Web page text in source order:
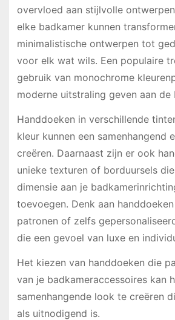
overvloed aan stijlvolle
elke badkamer kunnen
minimalistische ontwerpen tot
voor elk wat wils. Een populaire
gebruik van monochrome
moderne uitstraling geven aan de
Handdoeken in verschillende
kleur kunnen een samenhangend
creëren. Daarnaast zijn er ook
unieke texturen of borduursels
dimensie aan je
toevoegen. Denk aan
patronen of zelfs
die een gevoel van luxe en
Het kiezen van handdoeken die
van je badkameraccessoires kan
samenhangende look te creëren
als uitnodigend is.